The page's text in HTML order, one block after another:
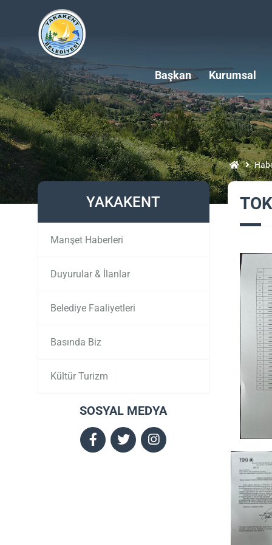
Başkan Kurumsal
YAKAKENT
Manşet Haberleri
Duyurular & İlanlar
Belediye Faaliyetleri
Basında Biz
Kültür Turizm
SOSYAL MEDYA